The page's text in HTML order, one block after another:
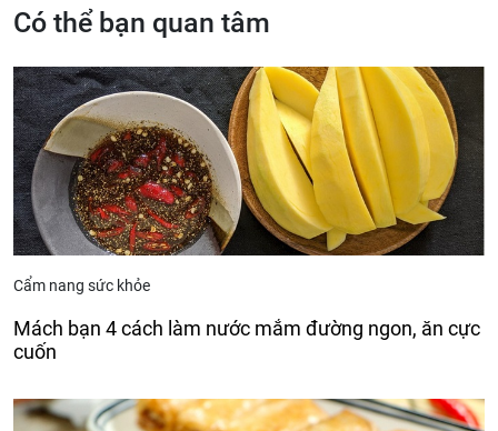
Có thể bạn quan tâm
Cẩm nang sức khỏe
Mách bạn 4 cách làm nước mắm đường ngon, ăn cực
cuốn